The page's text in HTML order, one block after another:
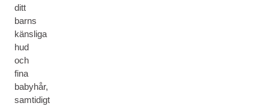
ditt
barns
känsliga
hud
och
fina
babyhår,
samtidigt